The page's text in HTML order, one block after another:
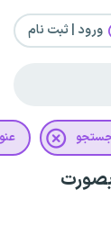
ورود | ثبت‌ نام
بصورت